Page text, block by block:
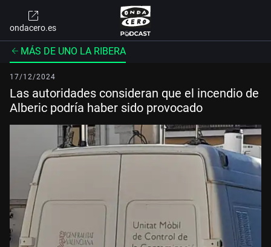
ondacero.es
MÁS DE UNO LA RIBERA
17/12/2024
Las autoridades consideran que el incendio de
Alberic podría haber sido provocado